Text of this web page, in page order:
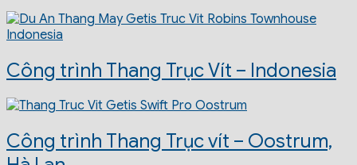
Công trình Thang Trục Vít – Indonesia
Công trình Thang Trục vít – Oostrum,